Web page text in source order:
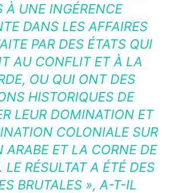
À UNE INGÉRENCE
DANS LES AFFAIRES
PAR DES ÉTATS QUI
AU CONFLIT ET À LA
OU QUI ONT DES
HISTORIQUES DE
LEUR DOMINATION ET
COLONIALE SUR
ARABE ET LA CORNE DE
LE RÉSULTAT A ÉTÉ DES
BRUTALES », A-T-IL